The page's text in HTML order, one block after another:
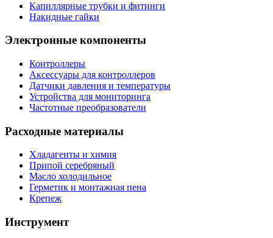
Капиллярные трубки и фитинги
Накидные гайки
Электронные компоненты
Контроллеры
Аксессуары для контроллеров
Датчики давления и температуры
Устройства для мониторинга
Частотные преобразователи
Расходные материалы
Хладагенты и химия
Припой серебряный
Масло холодильное
Герметик и монтажная пена
Крепеж
Инструмент